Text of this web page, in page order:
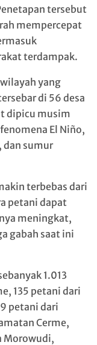
tersebut
mempercepat
terdampak.
yang
di 56 desa
dipicu musim
El Niño,
dan sumur
terbebas dari
petani dapat
meningkat,
gabah saat ini
1.013
135 petani dari
petani dari
Cerme,
Morowudi,